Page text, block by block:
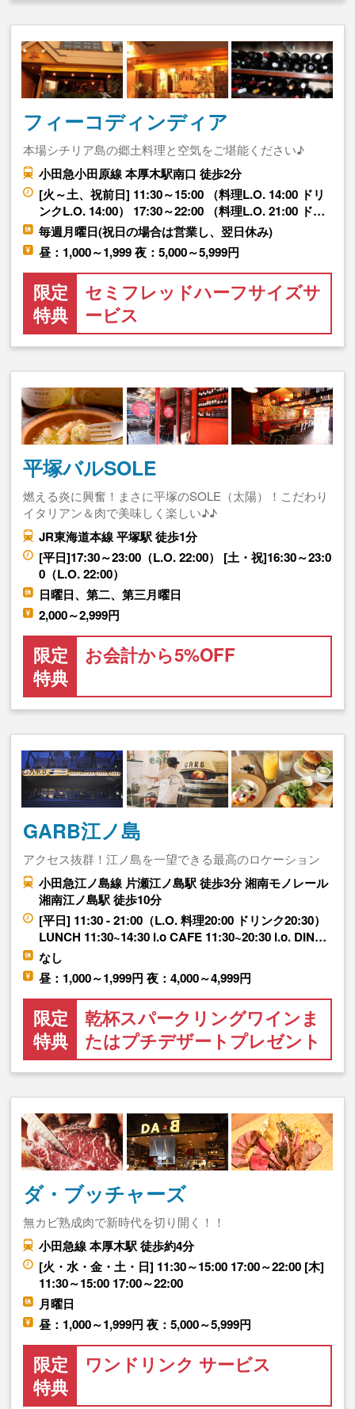
フィーコディンディア
本場シチリア島の郷土料理と空気をご堪能ください♪
小田急小田原線 本厚木駅南口 徒歩2分
[火～土、祝前日] 11:30～15:00 （料理L.O. 14:00 ドリ
ンクL.O. 14:00） 17:30～22:00 （料理L.O. 21:00 ド…
毎週月曜日(祝日の場合は営業し、翌日休み)
昼：1,000～1,999 夜：5,000～5,999円
限定
特典
セミフレッドハーフサイズサ
ービス
平塚バルSOLE
燃える炎に興奮！まさに平塚のSOLE（太陽）！こだわり
イタリアン＆肉で美味しく楽しい♪♪
JR東海道本線 平塚駅 徒歩1分
[平日]17:30～23:00（L.O. 22:00） [土・祝]16:30～23:0
0（L.O. 22:00）
日曜日、第二、第三月曜日
2,000～2,999円
限定
特典
お会計から5%OFF
GARB江ノ島
アクセス抜群！江ノ島を一望できる最高のロケーション
小田急江ノ島線 片瀬江ノ島駅 徒歩3分 湘南モノレール
湘南江ノ島駅 徒歩10分
[平日] 11:30 - 21:00（L.O. 料理20:00 ドリンク20:30）
LUNCH 11:30~14:30 l.o CAFE 11:30~20:30 l.o. DIN…
なし
昼：1,000～1,999円 夜：4,000～4,999円
限定
特典
乾杯スパークリングワインま
たはプチデザートプレゼント
ダ・ブッチャーズ
無カビ熟成肉で新時代を切り開く！！
小田急線 本厚木駅 徒歩約4分
[火・水・金・土・日] 11:30～15:00 17:00～22:00 [木]
11:30～15:00 17:00～22:00
月曜日
昼：1,000～1,999円 夜：5,000～5,999円
限定
特典
ワンドリンク サービス